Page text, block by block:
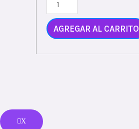
AGREGAR AL CARRITO
X